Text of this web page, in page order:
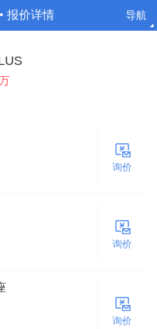
报价详情 导航
询价
询价
询价